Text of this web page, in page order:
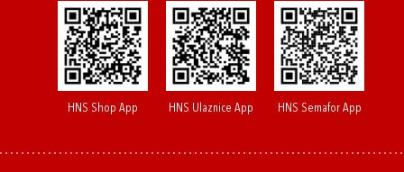
HNS Shop App HNS Ulaznice App HNS Semafor App